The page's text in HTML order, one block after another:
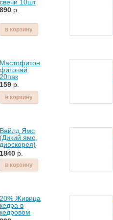
свечи 10шт
890 р.
в корзину
Мастофитон
фиточай
20пак
159 р.
в корзину
Вайлд Ямс
(Дикий ямс,
диоскорея)
100капс NSP
1840 р.
в корзину
20% Живица
кедра в
кедровом